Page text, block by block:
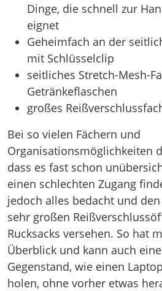
Dinge, die schnell zur
eignet
Geheimfach an der
mit Schlüsselclip
seitliches Stretch-Mesh-
Getränkeflaschen
großes
Bei so vielen Fächern und
Organisationsmöglichkeiten
dass es fast schon
einen schlechten Zugang
jedoch alles bedacht und
sehr großen
Rucksacks versehen. So hat
Überblick und kann auch
Gegenstand, wie einen
holen, ohne vorher etwas